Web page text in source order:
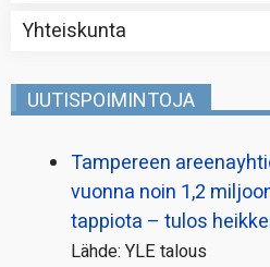
Yhteiskunta
UUTISPOIMINTOJA
Tampereen
vuonna noin 1,2
tappiota – tulos
Lähde: YLE talous